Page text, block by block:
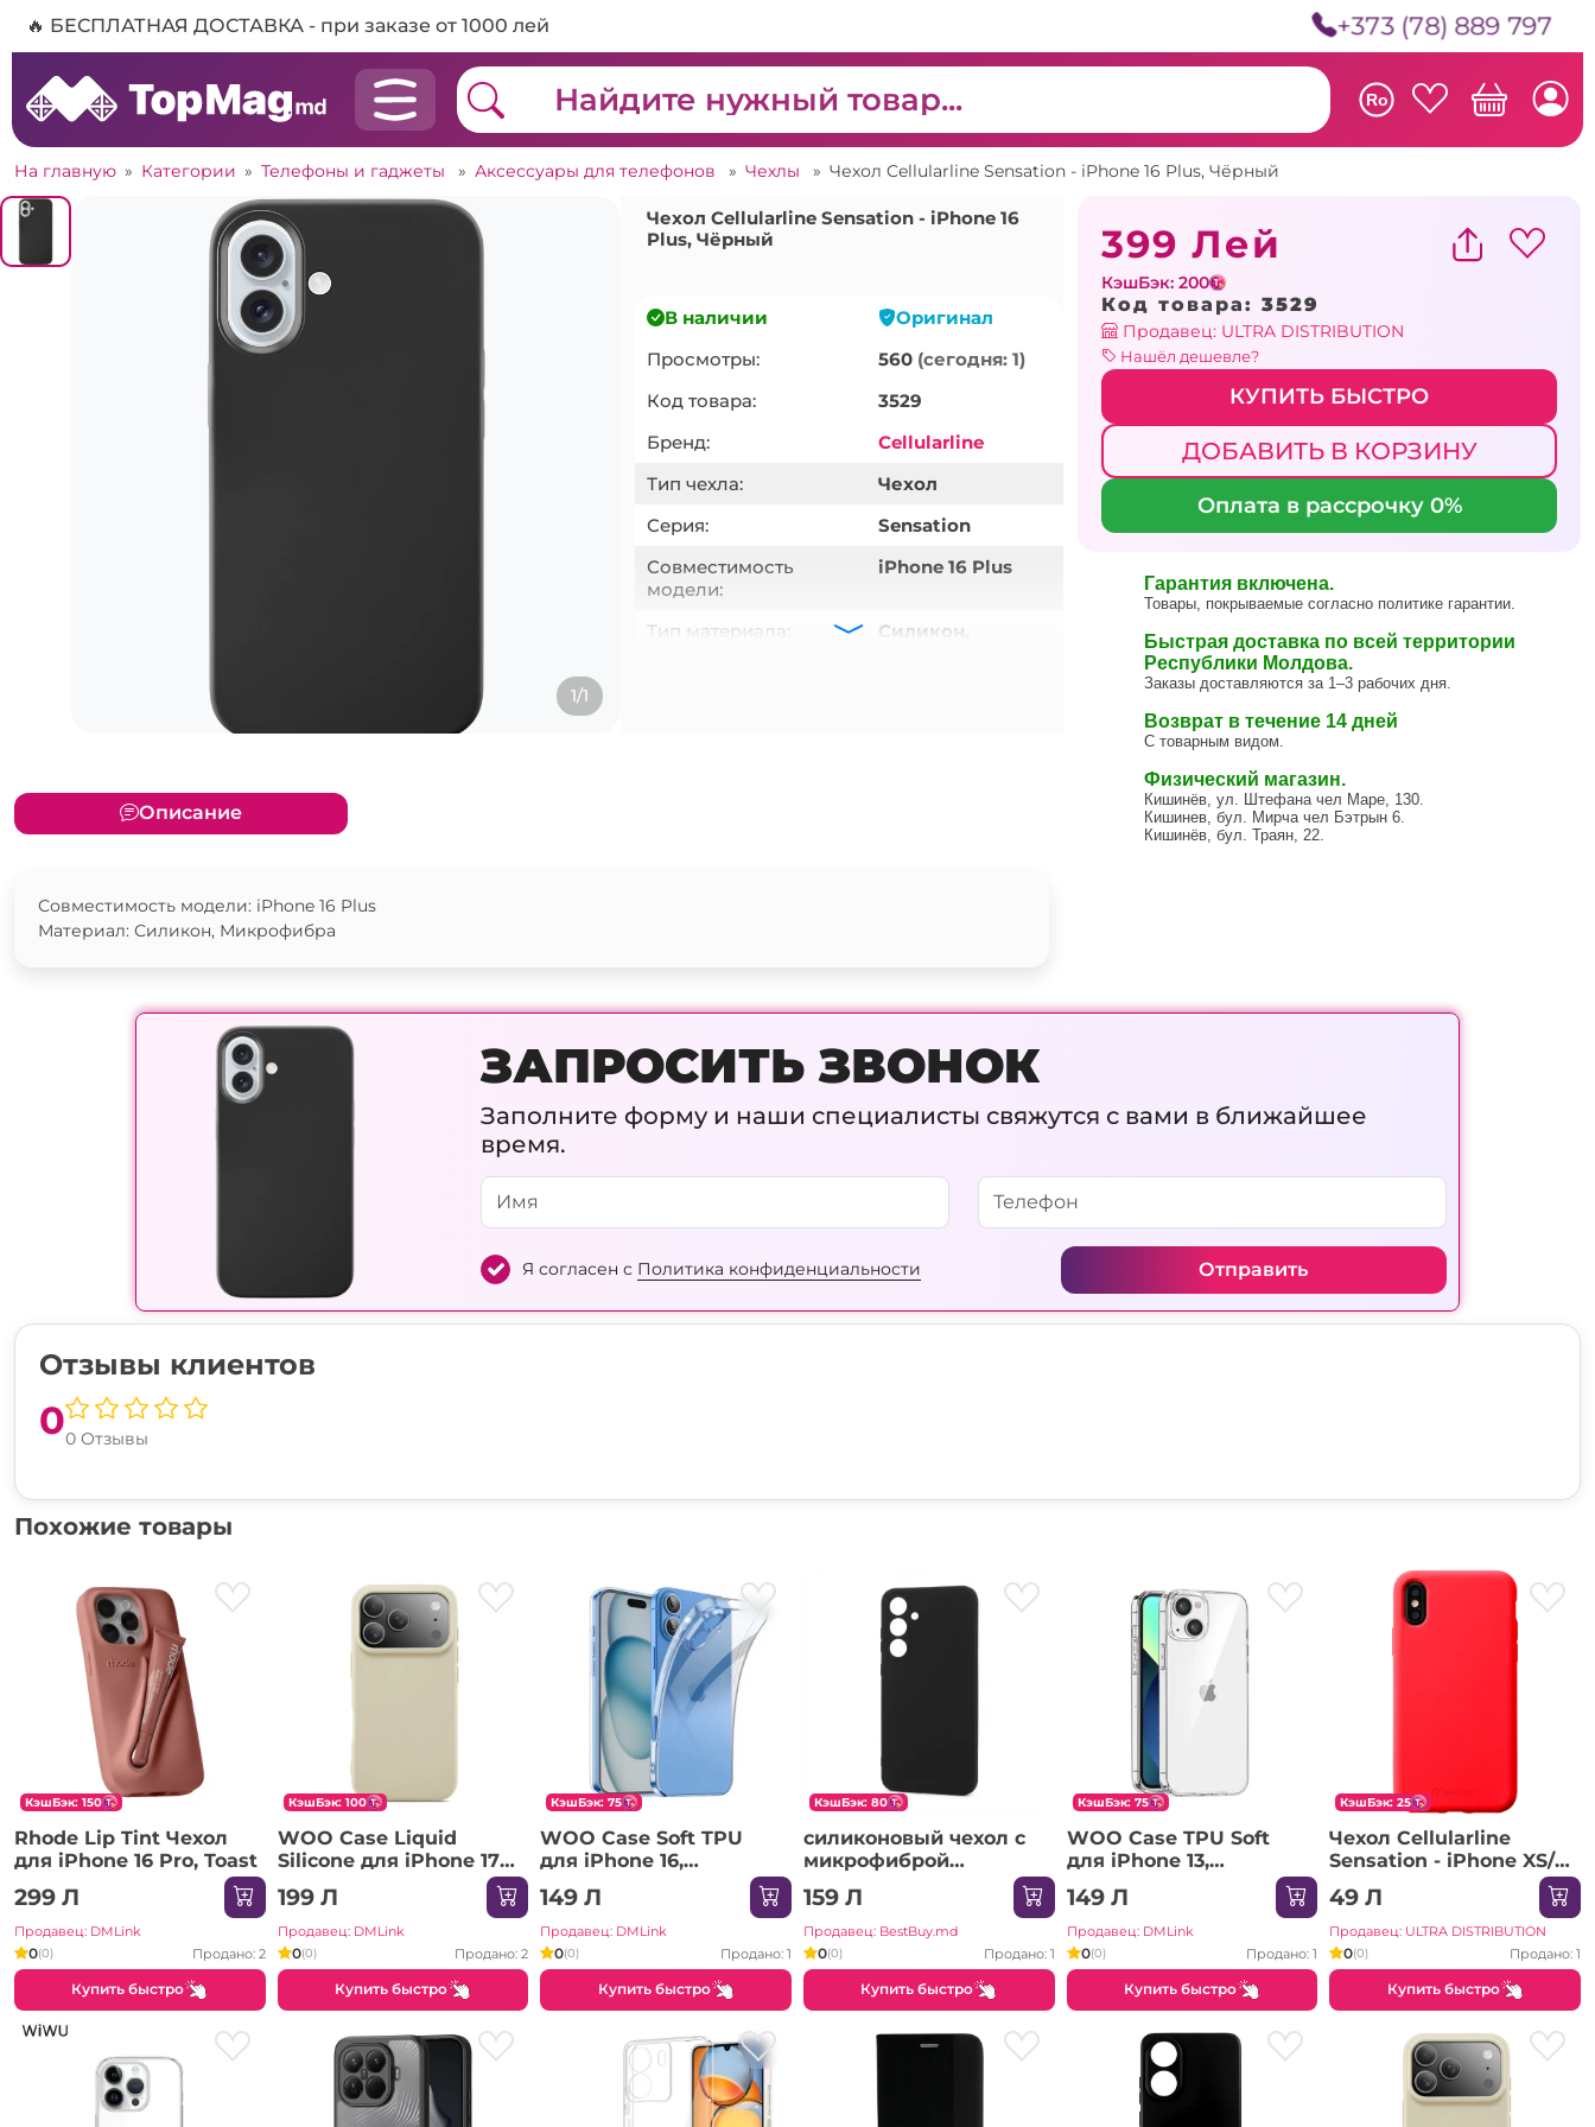
🔥 БЕСПЛАТНАЯ ДОСТАВКА - при заказе от 1000 лей +373 (78) 889 797
Ro
На главную » Категории » Телефоны и гаджеты » Аксессуары для телефонов » Чехлы » Чехол Cellularline Sensation - iPhone 16 Plus, Чёрный
1/1
Чехол Cellularline Sensation - iPhone 16
Plus, Чёрный
В наличии
Оригинал
Просмотры:
560 (сегодня: 1)
Код товара:
3529
Бренд:
Cellularline
Тип чехла:
Чехол
Серия:
Sensation
Совместимость
модели:
iPhone 16 Plus
Тип материала:
Силикон,
Описание
Совместимость модели: iPhone 16 Plus
Материал: Силикон, Микрофибра
399 Лей
КэшБэк: 200
Код товара: 3529
Продавец: ULTRA DISTRIBUTION
Нашёл дешевле?
КУПИТЬ БЫСТРО
ДОБАВИТЬ В КОРЗИНУ
Оплата в рассрочку 0%
Гарантия включена.
Товары, покрываемые согласно политике гарантии.
Быстрая доставка по всей территории
Республики Молдова.
Заказы доставляются за 1–3 рабочих дня.
Возврат в течение 14 дней
С товарным видом.
Физический магазин.
Кишинёв, ул. Штефана чел Маре, 130.
Кишинев, бул. Мирча чел Бэтрын 6.
Кишинёв, бул. Траян, 22.
ЗАПРОСИТЬ ЗВОНОК
Заполните форму и наши специалисты свяжутся с вами в ближайшее
время.
Я согласен с Политика конфиденциальности Отправить
Отзывы клиентов
00 Отзывы
Похожие товары
КэшБэк: 150
Rhode Lip Tint Чехол
для iPhone 16 Pro, Toast
299 Л
Продавец: DMLink
0(0) Продано: 2
Купить быстро
КэшБэк: 100
WOO Case Liquid
Silicone для iPhone 17
Pro Max, бежевый
199 Л
Продавец: DMLink
0(0) Продано: 2
Купить быстро
КэшБэк: 75
WOO Case Soft TPU
для iPhone 16,
прозрачный
149 Л
Продавец: DMLink
0(0) Продано: 1
Купить быстро
КэшБэк: 80
силиконовый чехол с
микрофиброй
SAMSUNG Galaxy A56
песочно-розовый
Чехол
159 Л
Продавец: BestBuy.md
0(0) Продано: 1
Купить быстро
КэшБэк: 75
WOO Case TPU Soft
для iPhone 13,
прозрачный
149 Л
Продавец: DMLink
0(0) Продано: 1
Купить быстро
КэшБэк: 25
Чехол Cellularline
Sensation - iPhone XS/X,
Красный
49 Л
Продавец: ULTRA DISTRIBUTION
0(0) Продано: 1
Купить быстро